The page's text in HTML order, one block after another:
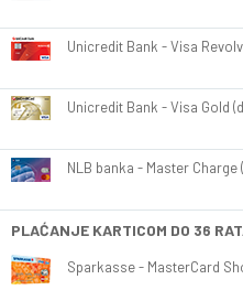
Unicredit Bank - Visa
Unicredit Bank - Visa Gold
NLB banka - Master Charge
PLAĆANJE KARTICOM DO 36
Sparkasse - MasterCard